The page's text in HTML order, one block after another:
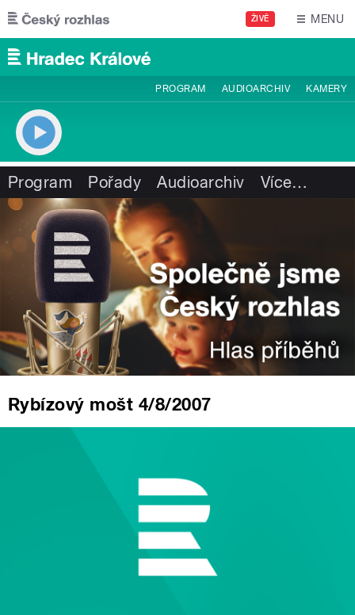
Přejít k hlavnímu obsahu
ŽIVĚ MENU
PROGRAM AUDIOARCHIV KAMERY
Program Pořady Audioarchiv Více…
Rybízový mošt 4/8/2007